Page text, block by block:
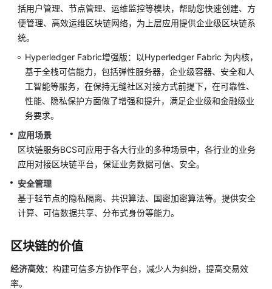
产
品
势
基
本
概
产
品
规
格
差
异
应
场
括用户管理、节点管理、运维监控等模块，帮助您快速创建、方
便管理、高效运维区块链网络，为上层应用提供企业级区块链系
统。
Hyperledger Fabric增强版：以Hyperledger Fabric 为内核，
基于全栈可信能力，包括弹性服务器，企业级容器、安全和人
工智能等服务，在保持无缝社区对接方式前提下，在可靠性、
性能、隐私保护方面做了增强和提升，满足企业级和金融级业
务要求。
应用场景
区块链服务BCS可应用于各大行业的多种场景中，各行业的业务
应用对接区块链平台，保证业务数据可信、安全。
安全管理
基于轻节点的隐私隔离、共识算法、国密加密算法等。提供安全
计算、可信数据共享、分布式身份等能力。
区块链的价值
经济高效：构建可信多方协作平台，减少人为纠纷，提高交易效
率。